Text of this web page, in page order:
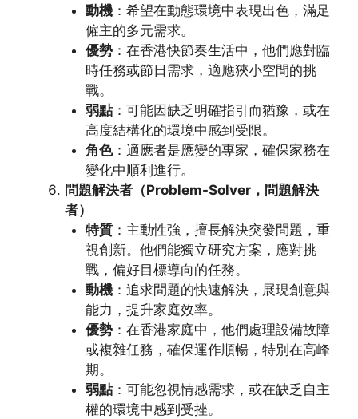
動機：希望在動態環境中表現出色，滿足
僱主的多元需求。
優勢：在香港快節奏生活中，他們應對臨
時任務或節日需求，適應狹小空間的挑
戰。
弱點：可能因缺乏明確指引而猶豫，或在
高度結構化的環境中感到受限。
角色：適應者是應變的專家，確保家務在
變化中順利進行。
問題解決者（Problem-Solver，問題解決
者）
特質：主動性強，擅長解決突發問題，重
視創新。他們能獨立研究方案，應對挑
戰，偏好目標導向的任務。
動機：追求問題的快速解決，展現創意與
能力，提升家庭效率。
優勢：在香港家庭中，他們處理設備故障
或複雜任務，確保運作順暢，特別在高峰
期。
弱點：可能忽視情感需求，或在缺乏自主
權的環境中感到受挫。